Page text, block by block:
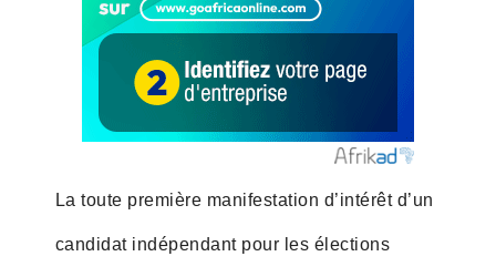
La toute première manifestation d’intérêt d’un
candidat indépendant pour les élections